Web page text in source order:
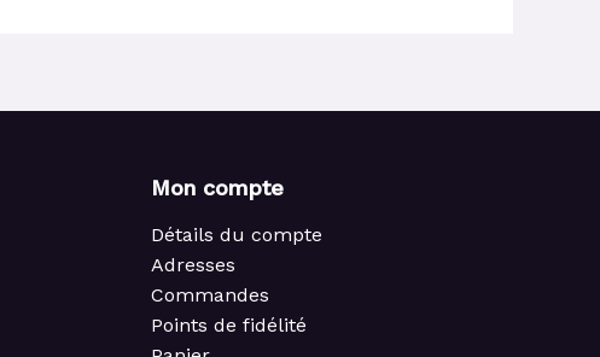
Mon compte
Détails du compte
Adresses
Commandes
Points de fidélité